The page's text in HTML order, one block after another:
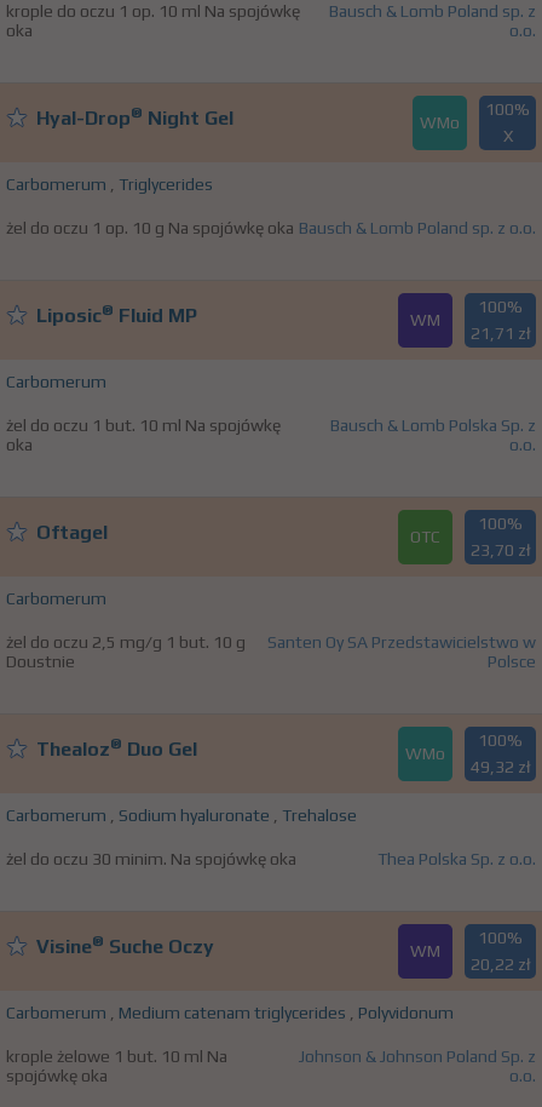
krople do oczu 1 op. 10 ml Na spojówkę
oka
Bausch & Lomb Poland sp. z
o.o.
Hyal-Drop® Night Gel WMo
100%
X
Carbomerum , Triglycerides
żel do oczu 1 op. 10 g Na spojówkę oka Bausch & Lomb Poland sp. z o.o.
Liposic® Fluid MP WM
100%
21,71 zł
Carbomerum
żel do oczu 1 but. 10 ml Na spojówkę
oka
Bausch & Lomb Polska Sp. z
o.o.
Oftagel OTC
100%
23,70 zł
Carbomerum
żel do oczu 2,5 mg/g 1 but. 10 g
Doustnie
Santen Oy SA Przedstawicielstwo w
Polsce
Thealoz® Duo Gel WMo
100%
49,32 zł
Carbomerum , Sodium hyaluronate , Trehalose
żel do oczu 30 minim. Na spojówkę oka Thea Polska Sp. z o.o.
Visine® Suche Oczy WM
100%
20,22 zł
Carbomerum , Medium catenam triglycerides , Polyvidonum
krople żelowe 1 but. 10 ml Na
spojówkę oka
Johnson & Johnson Poland Sp. z
o.o.